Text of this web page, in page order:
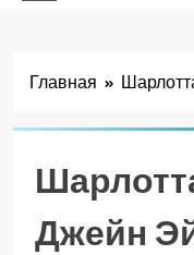
Главная
Джейн